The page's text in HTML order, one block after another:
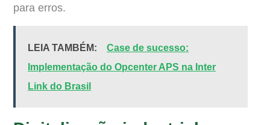
para erros.
LEIA TAMBÉM:
Case de sucesso:
Implementação do Opcenter APS na Inter
Link do Brasil